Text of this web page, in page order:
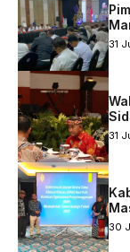
31
31
30